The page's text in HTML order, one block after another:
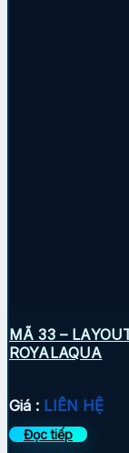
MÃ 33 –
ROYALAQUA
Giá : LIÊN HỆ
Đọc tiếp